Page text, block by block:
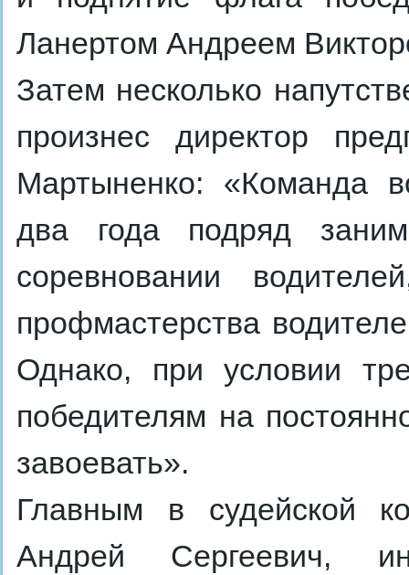
Ланертом Андреем
Затем несколько
произнес директор
Мартыненко: «Команда
два года подряд
соревновании
профмастерства
Однако, при условии
победителям на
завоевать».
Главным в судейской
Андрей Сергеевич,